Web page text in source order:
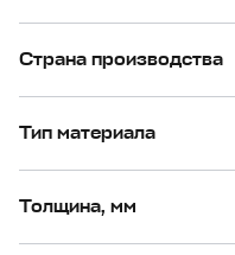
Страна производства
Тип материала
Толщина, мм